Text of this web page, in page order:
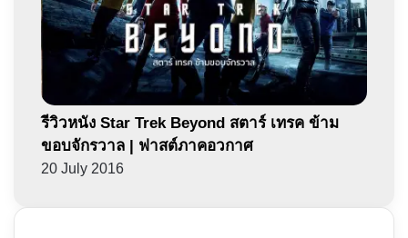
รีวิวหนัง Star Trek Beyond สตาร์ เทรค ข้าม
ขอบจักรวาล | ฟาสต์ภาคอวกาศ
20 July 2016